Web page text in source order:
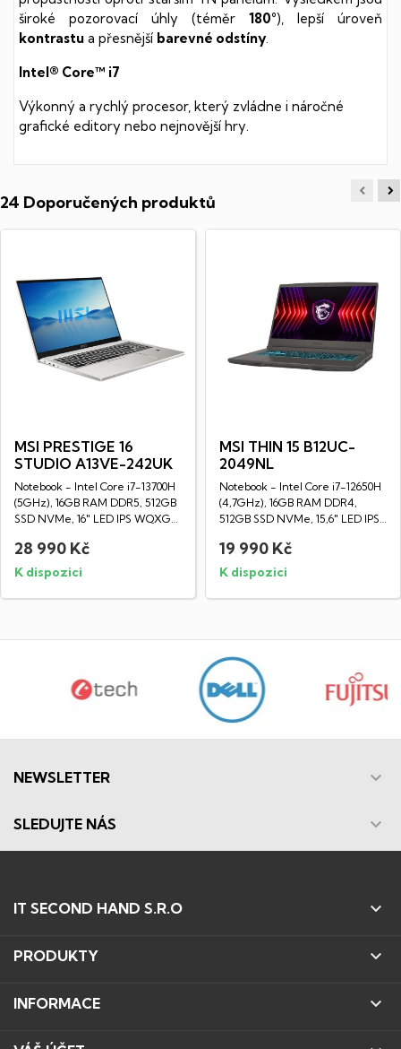
široké pozorovací úhly (téměr 180°), lepší úroveň
kontrastu a přesnější barevné odstíny
Intel® Core™ i7
Výkonný a rychlý procesor, který zvládne i náročné
grafické editory nebo nejnovější hry.
24 Doporučených produktů
MSI PRESTIGE 16
STUDIO A13VE-242UK
Notebook - Intel Core i7-13700H
(5GHz), 16GB RAM DDR5, 512GB
SSD NVMe, 16" LED IPS WQXGA
28 990 Kč
K dispozici
MSI THIN 15 B12UC-
2049NL
Notebook - Intel Core i7-12650H
(4,7GHz), 16GB RAM DDR4,
512GB SSD NVMe, 15,6" LED IPS
19 990 Kč
K dispozici
NEWSLETTER 
SLEDUJTE NÁS 
IT SECOND HAND S.R.O 
PRODUKTY 
INFORMACE 